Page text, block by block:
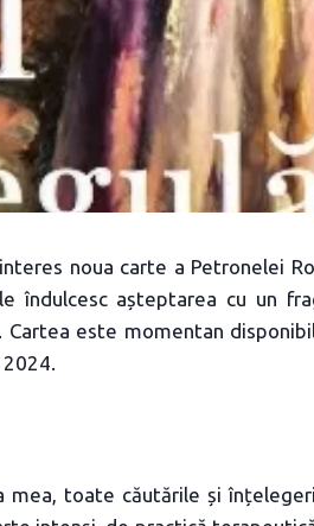
noua carte a Petronelei
îndulcesc așteptarea cu un
este momentan
mea, toate căutările și